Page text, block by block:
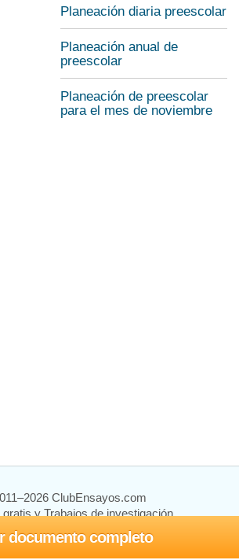
documento completo
Planeación diaria preescolar
Planeación anual de
preescolar
Planeación de preescolar
para el mes de noviembre
ClubEnsayos.com
y Trabajos de investigación